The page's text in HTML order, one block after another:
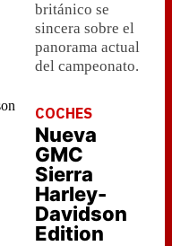
británico se
sincera sobre el
panorama actual
del campeonato.
COCHES
Nueva
GMC
Sierra
Harley-
Davidson
Edition